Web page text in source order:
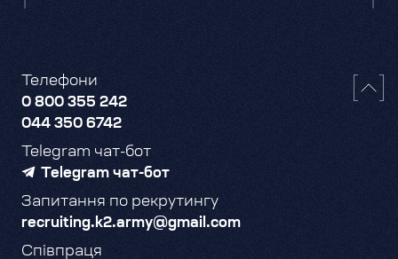
Телефони
0 800 355 242
044 350 6742
Telegram чат-бот
Telegram чат-бот
Запитання по рекрутингу
recruiting.k2.army@gmail.com
Співпраця